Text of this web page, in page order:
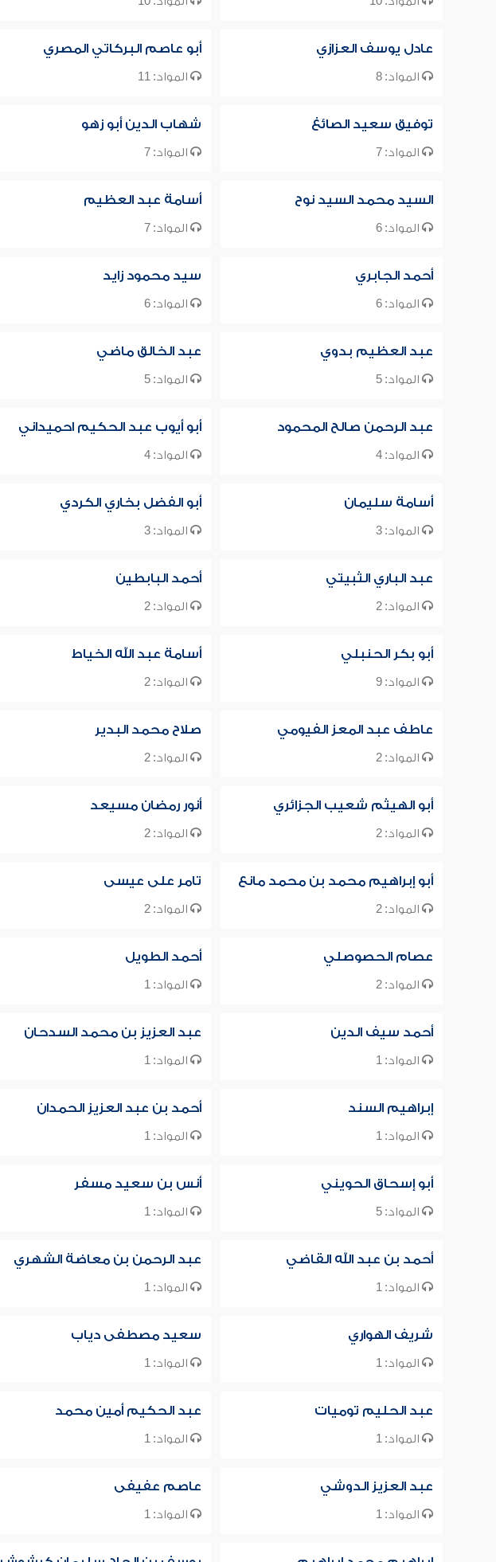
عادل يوسف العزازي
المواد: 8
أبو عاصم البركاتي المصري
المواد: 11
توفيق سعيد الصائغ
المواد: 7
شهاب الدين أبو زهو
المواد: 7
السيد محمد السيد نوح
المواد: 6
أسامة عبد العظيم
المواد: 7
أحمد الجابري
المواد: 6
سيد محمود زايد
المواد: 6
عبد العظيم بدوي
المواد: 5
عبد الخالق ماضي
المواد: 5
عبد الرحمن صالح المحمود
المواد: 4
أبو أيوب عبد الحكيم احميداني
المواد: 4
أسامة سليمان
المواد: 3
أبو الفضل بخاري الكردي
المواد: 3
عبد الباري الثبيتي
المواد: 2
أحمد البابطين
المواد: 2
أبو بكر الحنبلي
المواد: 9
أسامة عبد الله الخياط
المواد: 2
عاطف عبد المعز الفيومي
المواد: 2
صلاح محمد البدير
المواد: 2
أبو الهيثم شعيب الجزائري
المواد: 2
أنور رمضان مسيعد
المواد: 2
أبو إبراهيم محمد بن محمد مانع
المواد: 2
تامر على عيسى
المواد: 2
عصام الحصوصلي
المواد: 2
أحمد الطويل
المواد: 1
أحمد سيف الدين
المواد: 1
عبد العزيز بن محمد السدحان
المواد: 1
إبراهيم السند
المواد: 1
أحمد بن عبد العزيز الحمدان
المواد: 1
أبو إسحاق الحويني
المواد: 5
أنس بن سعيد مسفر
المواد: 1
أحمد بن عبد الله القاضي
المواد: 1
عبد الرحمن بن معاضة الشهري
المواد: 1
شريف الهواري
المواد: 1
سعيد مصطفى دياب
المواد: 1
عبد الحليم توميات
المواد: 1
عبد الحكيم أمين محمد
المواد: 1
عبد العزيز الدوشي
المواد: 1
عاصم عفيفى
المواد: 1